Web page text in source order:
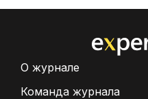
О журнале
Команда журнала